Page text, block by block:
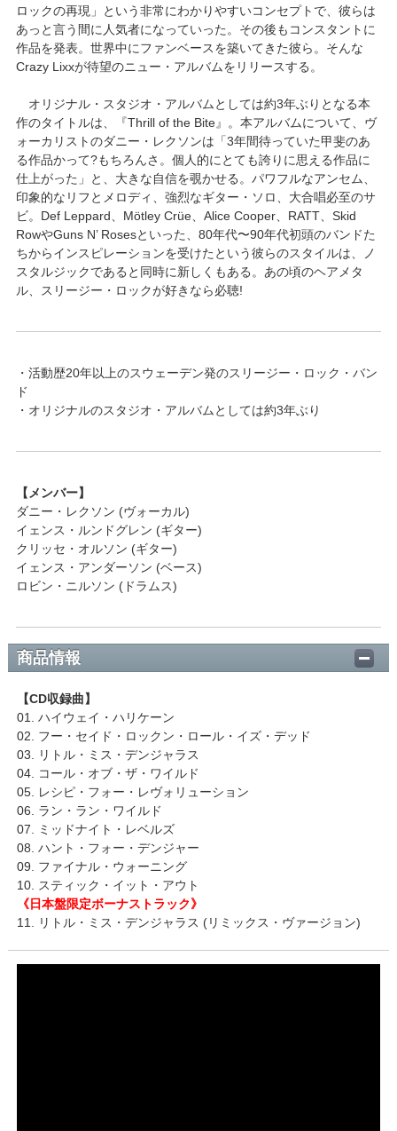
ロックの再現」という非常にわかりやすいコンセプトで、彼らは
あっと言う間に人気者になっていった。その後もコンスタントに
作品を発表。世界中にファンベースを築いてきた彼ら。そんな
Crazy Lixxが待望のニュー・アルバムをリリースする。
オリジナル・スタジオ・アルバムとしては約3年ぶりとなる本
作のタイトルは、『Thrill of the Bite』。本アルバムについて、ヴ
ォーカリストのダニー・レクソンは「3年間待っていた甲斐のあ
る作品かって?もちろんさ。個人的にとても誇りに思える作品に
仕上がった」と、大きな自信を覗かせる。パワフルなアンセム、
印象的なリフとメロディ、強烈なギター・ソロ、大合唱必至のサ
ビ。Def Leppard、Mötley Crüe、Alice Cooper、RATT、Skid
RowやGuns N’ Rosesといった、80年代〜90年代初頭のバンドた
ちからインスピレーションを受けたという彼らのスタイルは、ノ
スタルジックであると同時に新しくもある。あの頃のヘアメタ
ル、スリージー・ロックが好きなら必聴!
・活動歴20年以上のスウェーデン発のスリージー・ロック・バン
ド
・オリジナルのスタジオ・アルバムとしては約3年ぶり
【メンバー】
ダニー・レクソン (ヴォーカル)
イェンス・ルンドグレン (ギター)
クリッセ・オルソン (ギター)
イェンス・アンダーソン (ベース)
ロビン・ニルソン (ドラムス)
商品情報
【CD収録曲】
01. ハイウェイ・ハリケーン
02. フー・セイド・ロックン・ロール・イズ・デッド
03. リトル・ミス・デンジャラス
04. コール・オブ・ザ・ワイルド
05. レシピ・フォー・レヴォリューション
06. ラン・ラン・ワイルド
07. ミッドナイト・レベルズ
08. ハント・フォー・デンジャー
09. ファイナル・ウォーニング
10. スティック・イット・アウト
《日本盤限定ボーナストラック》
11. リトル・ミス・デンジャラス (リミックス・ヴァージョン)